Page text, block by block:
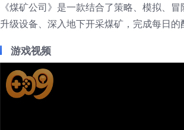
《煤矿公司》是一款结合了策略、模拟、
升级设备、深入地下开采煤矿，完成每日
游戏视频